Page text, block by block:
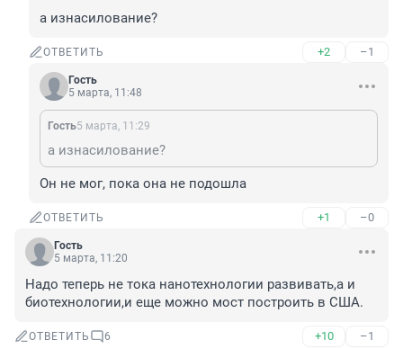
а изнасилование?
ОТВЕТИТЬ +2 –1
Гость
5 марта, 11:48
Гость5 марта, 11:29
а изнасилование?
Он не мог, пока она не подошла
ОТВЕТИТЬ +1 –0
Гость
5 марта, 11:20
Надо теперь не тока нанотехнологии развивать,а и
биотехнологии,и еще можно мост построить в США.
ОТВЕТИТЬ 6 +10 –1